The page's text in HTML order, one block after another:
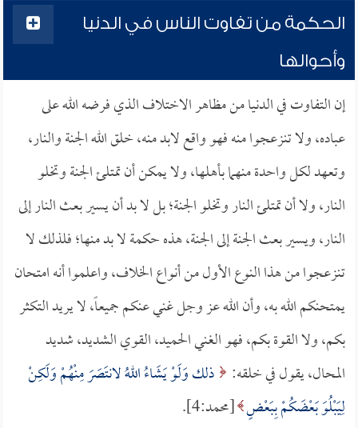
الحكمة من تفاوت الناس في الدنيا
وأحوالها
إن التفاوت في الدنيا من مظاهر الاختلاف الذي فرضه الله على
عباده، ولا تنزعجوا منه فهو واقع لابد منه، خلق الله الجنة والنار،
وتعهد لكل واحدة منهما بأهلها، ولا يمكن أن تمتلئ الجنة وتخلو
النار، ولا أن تمتلئ النار وتخلو الجنة؛ بل لا بد أن يسير بعث النار إلى
النار، ويسير بعث الجنة إلى الجنة، هذه حكمة لا بد منها؛ فلذلك لا
تنزعجوا من هذا النوع الأول من أنواع الخلاف، واعلموا أنه امتحان
يمتحنكم الله به، وأن الله عز وجل غني عنكم جميعاً، لا يريد التكثر
بكم، ولا القوة بكم، فهو الغني الحميد، القوي الشديد، شديد
المحال، يقول في خلقه: ذلك وَلَوْ يَشَاءُ اللهُ لانتَصَرَ مِنْهُمْ وَلَكِنْ
لِيَبْلُوَ بَعْضَكُمْ بِبَعْضٍ [محمد:4].